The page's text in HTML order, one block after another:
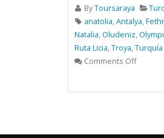
ByToursaraya
anatolia,Antalya,
Natalia,Oludeniz,
Ruta Licia,Troya,Turquía
Comments Off